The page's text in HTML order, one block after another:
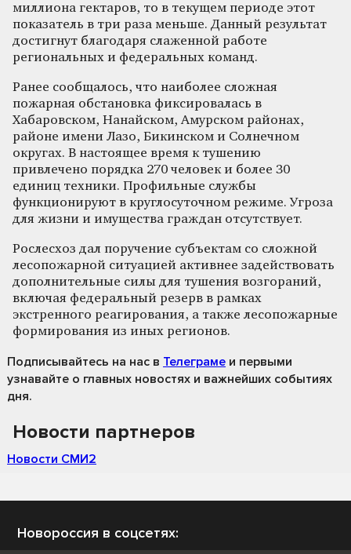
миллиона гектаров, то в текущем периоде этот
показатель в три раза меньше. Данный результат
достигнут благодаря слаженной работе
региональных и федеральных команд.
Ранее сообщалось, что наиболее сложная
пожарная обстановка фиксировалась в
Хабаровском, Нанайском, Амурском районах,
районе имени Лазо, Бикинском и Солнечном
округах. В настоящее время к тушению
привлечено порядка 270 человек и более 30
единиц техники. Профильные службы
функционируют в круглосуточном режиме. Угроза
для жизни и имущества граждан отсутствует.
Рослесхоз дал поручение субъектам со сложной
лесопожарной ситуацией активнее задействовать
дополнительные силы для тушения возгораний,
включая федеральный резерв в рамках
экстренного реагирования, а также лесопожарные
формирования из иных регионов.
Подписывайтесь на нас в Телеграме и первыми
узнавайте о главных новостях и важнейших событиях
дня.
Новости партнеров
Новости СМИ2
Новороссия в соцсетях: